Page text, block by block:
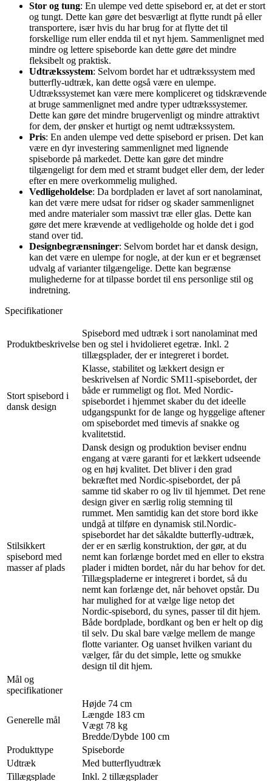
Stor og tung: En ulempe ved dette spisebord er, at det er stort
og tungt. Dette kan gøre det besværligt at flytte rundt på eller
transportere, især hvis du har brug for at flytte det til
forskellige rum eller endda til et nyt hjem. Sammenlignet med
mindre og lettere spiseborde kan dette gøre det mindre
fleksibelt og praktisk.
Udtrækssystem: Selvom bordet har et udtrækssystem med
butterfly-udtræk, kan dette også være en ulempe.
Udtrækssystemet kan være mere kompliceret og tidskrævende
at bruge sammenlignet med andre typer udtrækssystemer.
Dette kan gøre det mindre brugervenligt og mindre attraktivt
for dem, der ønsker et hurtigt og nemt udtrækssystem.
Pris: En anden ulempe ved dette spisebord er prisen. Det kan
være en dyr investering sammenlignet med lignende
spiseborde på markedet. Dette kan gøre det mindre
tilgængeligt for dem med et stramt budget eller dem, der leder
efter en mere overkommelig mulighed.
Vedligeholdelse: Da bordpladen er lavet af sort nanolaminat,
kan det være mere udsat for ridser og skader sammenlignet
med andre materialer som massivt træ eller glas. Dette kan
gøre det mere krævende at vedligeholde og holde det i god
stand over tid.
Designbegrænsninger: Selvom bordet har et dansk design,
kan det være en ulempe for nogle, at der kun er et begrænset
udvalg af varianter tilgængelige. Dette kan begrænse
mulighederne for at tilpasse bordet til ens personlige stil og
indretning.
Specifikationer
Produktbeskrivelse
Spisebord med udtræk i sort nanolaminat med
ben og stel i hvidolieret egetræ. Inkl. 2
tillægsplader, der er integreret i bordet.
Stort spisebord i
dansk design
Klasse, stabilitet og lækkert design er
beskrivelsen af Nordic SM11-spisebordet, der
både er rummeligt og flot. Med Nordic-
spisebordet i hjemmet skaber du det ideelle
udgangspunkt for de lange og hyggelige aftener
om spisebordet med timevis af snakke og
kvalitetstid.
Stilsikkert
spisebord med
masser af plads
Dansk design og produktion beviser endnu
engang at være garanti for et lækkert udseende
og en høj kvalitet. Det bliver i den grad
bekræftet med Nordic-spisebordet, der på
samme tid skaber ro og liv til hjemmet. Det rene
design giver en særlig rolig stemning til
rummet. Men samtidig kan det store bord ikke
undgå at tilføre en dynamisk stil.Nordic-
spisebordet har det såkaldte butterfly-udtræk,
der er en særlig konstruktion, der gør, at du
nemt kan forlænge bordet med en eller to ekstra
plader i midten bordet, når du har behov for det.
Tillægspladerne er integreret i bordet, så du
nemt kan forlænge det, når behovet opstår. Du
har mulighed for at vælge lige netop det
Nordic-spisebord, du synes, passer til dit hjem.
Både bordplade, bordkant og ben er helt op dig
til selv. Du skal bare vælge mellem de mange
flotte varianter. Og uanset hvilken variant du
vælger, får du det simple, lette og smukke
design til dit hjem.
Mål og
specifikationer
Generelle mål
Højde 74 cm
Længde 183 cm
Vægt 78 kg
Bredde/Dybde 100 cm
Produkttype
Spiseborde
Udtræk
Med butterflyudtræk
Tillægsplade
Inkl. 2 tillægsplader